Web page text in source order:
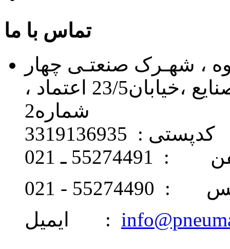
تماس با ما
، شهـرک صنعتـی چهار
دانگه ، خیابان 24 ، بلـوار صنایع ،خیابان23/5 اعتماد ،
شماره2
کدپستی : 3319136935
55274491 ـ 021
- 021
ایمیل :